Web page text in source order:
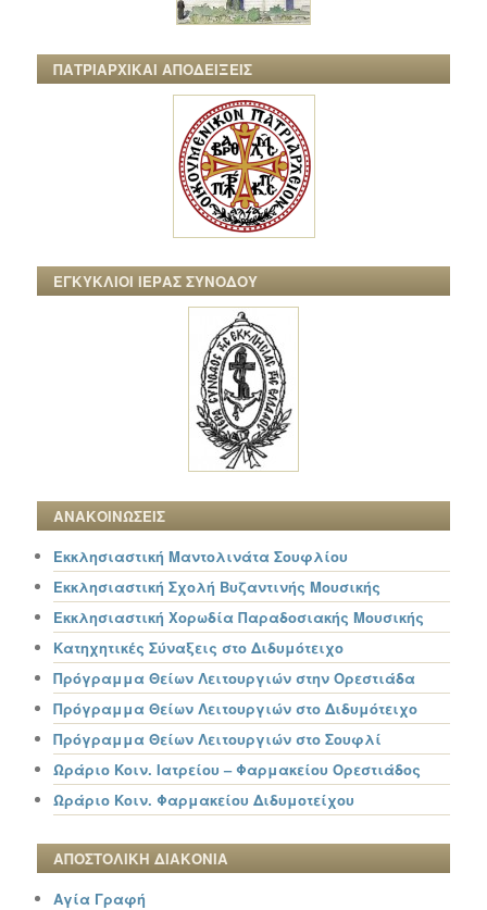
ΠΑΤΡΙΑΡΧΙΚΑΙ ΑΠΟΔΕΙΞΕΙΣ
ΕΓΚΥΚΛΙΟΙ ΙΕΡΑΣ ΣΥΝΟΔΟΥ
ΑΝΑΚΟΙΝΩΣΕΙΣ
Εκκλησιαστική Μαντολινάτα Σουφλίου
Εκκλησιαστική Σχολή Βυζαντινής Μουσικής
Εκκλησιαστική Χορωδία Παραδοσιακής Μουσικής
Κατηχητικές Σύναξεις στο Διδυμότειχο
Πρόγραμμα Θείων Λειτουργιών στην Ορεστιάδα
Πρόγραμμα Θείων Λειτουργιών στο Διδυμότειχο
Πρόγραμμα Θείων Λειτουργιών στο Σουφλί
Ωράριο Κοιν. Ιατρείου – Φαρμακείου Ορεστιάδος
Ωράριο Κοιν. Φαρμακείου Διδυμοτείχου
ΑΠΟΣΤΟΛΙΚΗ ΔΙΑΚΟΝΙΑ
Αγία Γραφή